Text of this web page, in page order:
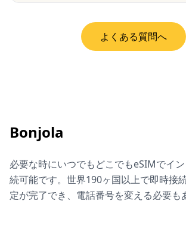
よくある質問へ
Bonjola
必要な時にいつでもどこでもeSIMでイ
続可能です。世界190ヶ国以上で即時接
定が完了でき、電話番号を変える必要も